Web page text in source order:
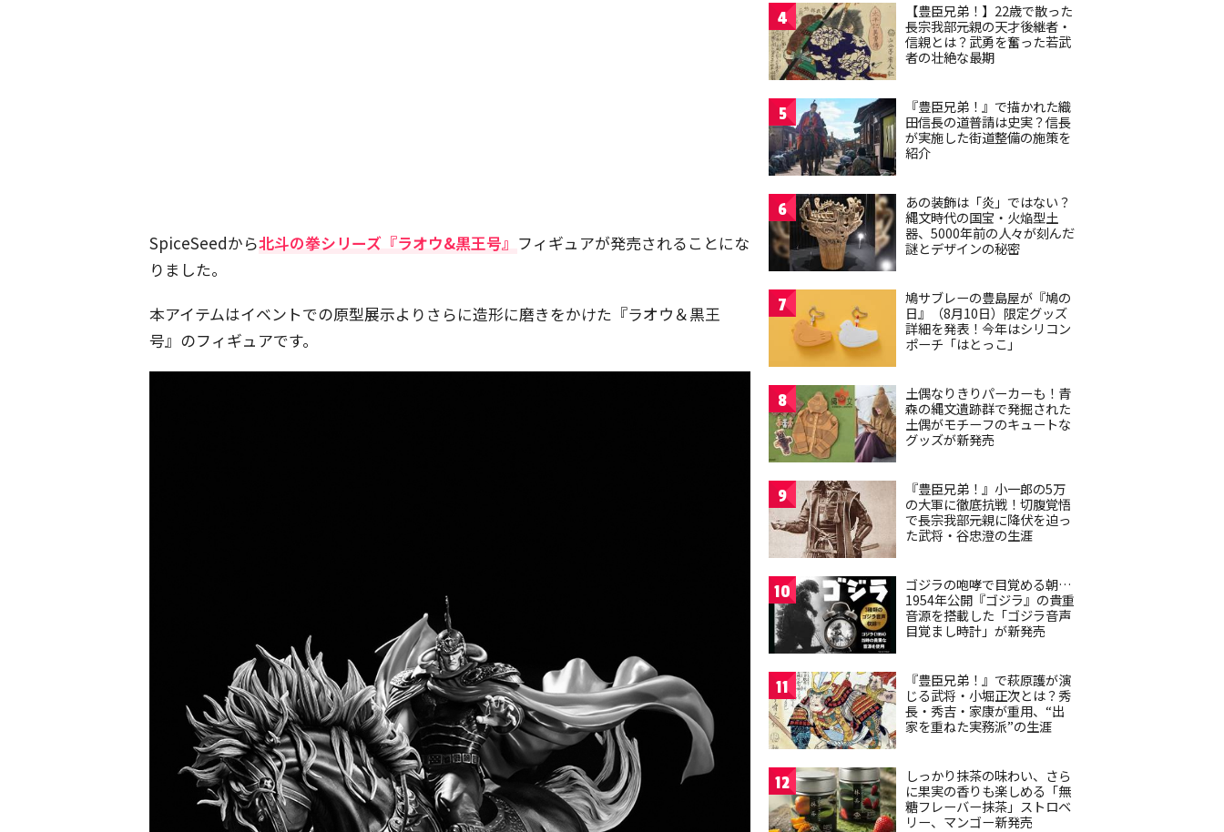
SpiceSeedから北斗の拳シリーズ『ラオウ&黒王号』 フィギュアが発売されることにな
りました。
本アイテムはイベントでの原型展示よりさらに造形に磨きをかけた『ラオウ＆黒王
号』のフィギュアです。
4
【豊臣兄弟！】22歳で散った
長宗我部元親の天才後継者・
信親とは？武勇を奮った若武
者の壮絶な最期
5
『豊臣兄弟！』で描かれた織
田信長の道普請は史実？信長
が実施した街道整備の施策を
紹介
6
あの装飾は「炎」ではない？
縄文時代の国宝・火焔型土
器、5000年前の人々が刻んだ
謎とデザインの秘密
7
鳩サブレーの豊島屋が『鳩の
日』（8月10日）限定グッズ
詳細を発表！今年はシリコン
ポーチ「はとっこ」
8
土偶なりきりパーカーも！青
森の縄文遺跡群で発掘された
土偶がモチーフのキュートな
グッズが新発売
9
『豊臣兄弟！』小一郎の5万
の大軍に徹底抗戦！切腹覚悟
で長宗我部元親に降伏を迫っ
た武将・谷忠澄の生涯
10
ゴジラの咆哮で目覚める朝…
1954年公開『ゴジラ』の貴重
音源を搭載した「ゴジラ音声
目覚まし時計」が新発売
11
『豊臣兄弟！』で萩原護が演
じる武将・小堀正次とは？秀
長・秀吉・家康が重用、“出
家を重ねた実務派”の生涯
12
しっかり抹茶の味わい、さら
に果実の香りも楽しめる「無
糖フレーバー抹茶」ストロベ
リー、マンゴー新発売